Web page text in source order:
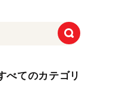
べてのカテゴリ